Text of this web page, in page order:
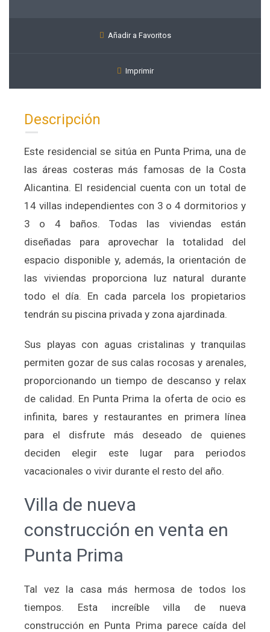
Añadir a Favoritos
Imprimir
Descripción
Este residencial se sitúa en Punta Prima, una de
las áreas costeras más famosas de la Costa
Alicantina. El residencial cuenta con un total de
14 villas independientes con 3 o 4 dormitorios y
3 o 4 baños. Todas las viviendas están
diseñadas para aprovechar la totalidad del
espacio disponible y, además, la orientación de
las viviendas proporciona luz natural durante
todo el día. En cada parcela los propietarios
tendrán su piscina privada y zona ajardinada.
Sus playas con aguas cristalinas y tranquilas
permiten gozar de sus calas rocosas y arenales,
proporcionando un tiempo de descanso y relax
de calidad. En Punta Prima la oferta de ocio es
infinita, bares y restaurantes en primera línea
para el disfrute más deseado de quienes
deciden elegir este lugar para periodos
vacacionales o vivir durante el resto del año.
Villa de nueva
construcción en venta en
Punta Prima
Tal vez la casa más hermosa de todos los
tiempos. Esta increíble villa de nueva
construcción en Punta Prima parece caída del